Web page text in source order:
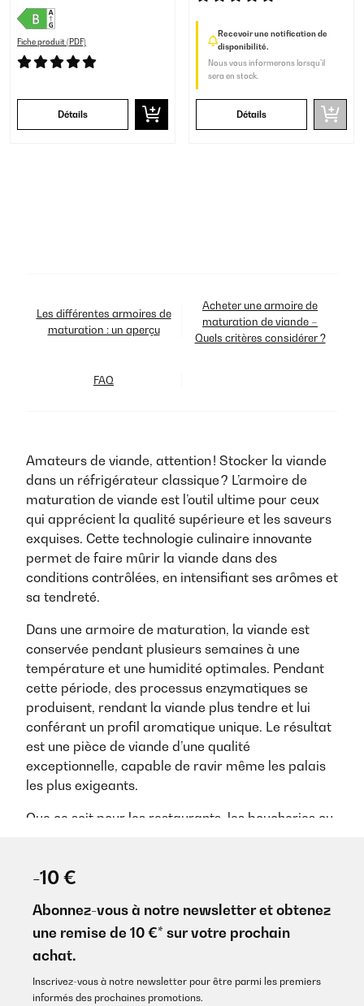
Fiche produit (PDF)
Détails
Recevoir une notification de
disponibilité.
Nous vous informerons lorsqu’il
sera en stock.
Détails
Les différentes armoires de
maturation : un aperçu
Acheter une armoire de
maturation de viande –
Quels critères considérer ?
FAQ
Amateurs de viande, attention ! Stocker la viande
dans un réfrigérateur classique ? L’armoire de
maturation de viande est l’outil ultime pour ceux
qui apprécient la qualité supérieure et les saveurs
exquises. Cette technologie culinaire innovante
permet de faire mûrir la viande dans des
conditions contrôlées, en intensifiant ses arômes et
sa tendreté.
Dans une armoire de maturation, la viande est
conservée pendant plusieurs semaines à une
température et une humidité optimales. Pendant
cette période, des processus enzymatiques se
produisent, rendant la viande plus tendre et lui
conférant un profil aromatique unique. Le résultat
est une pièce de viande d’une qualité
exceptionnelle, capable de ravir même les palais
les plus exigeants.
Que ce soit pour les restaurants, les boucheries ou
plaisir culinaire et permet de perfectionner l’art de
Les différentes armoires de
maturation : un aperçu
Les armoires de maturation de viande existent
sous diverses formes, adaptées à différents
-10 €
Abonnez-vous à notre newsletter et obtenez
une remise de 10 €* sur votre prochain
achat.
Inscrivez-vous à notre newsletter pour être parmi les premiers
informés des prochaines promotions.